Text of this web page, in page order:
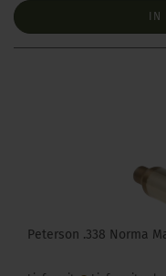
Peterson .338 Norma